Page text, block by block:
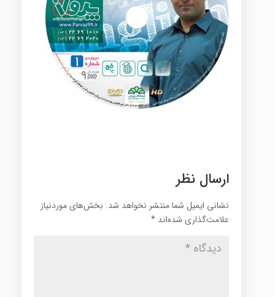
ارسال نظر
نشانی ایمیل شما منتشر نخواهد شد. بخش‌های موردنیاز
علامت‌گذاری شده‌اند *